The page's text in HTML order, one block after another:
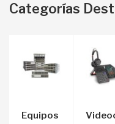
Categorías
Equipos